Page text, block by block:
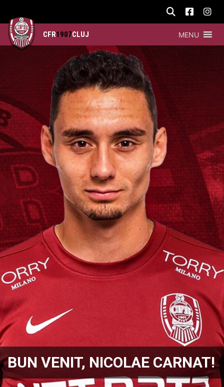
CFR1907CLUJ MENU
BUN VENIT, NICOLAE CARNAT!